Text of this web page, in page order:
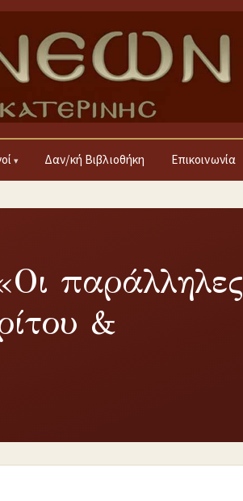
Δαν/κή Βιβλιοθήκη Επικοινωνία
παράλληλες
&